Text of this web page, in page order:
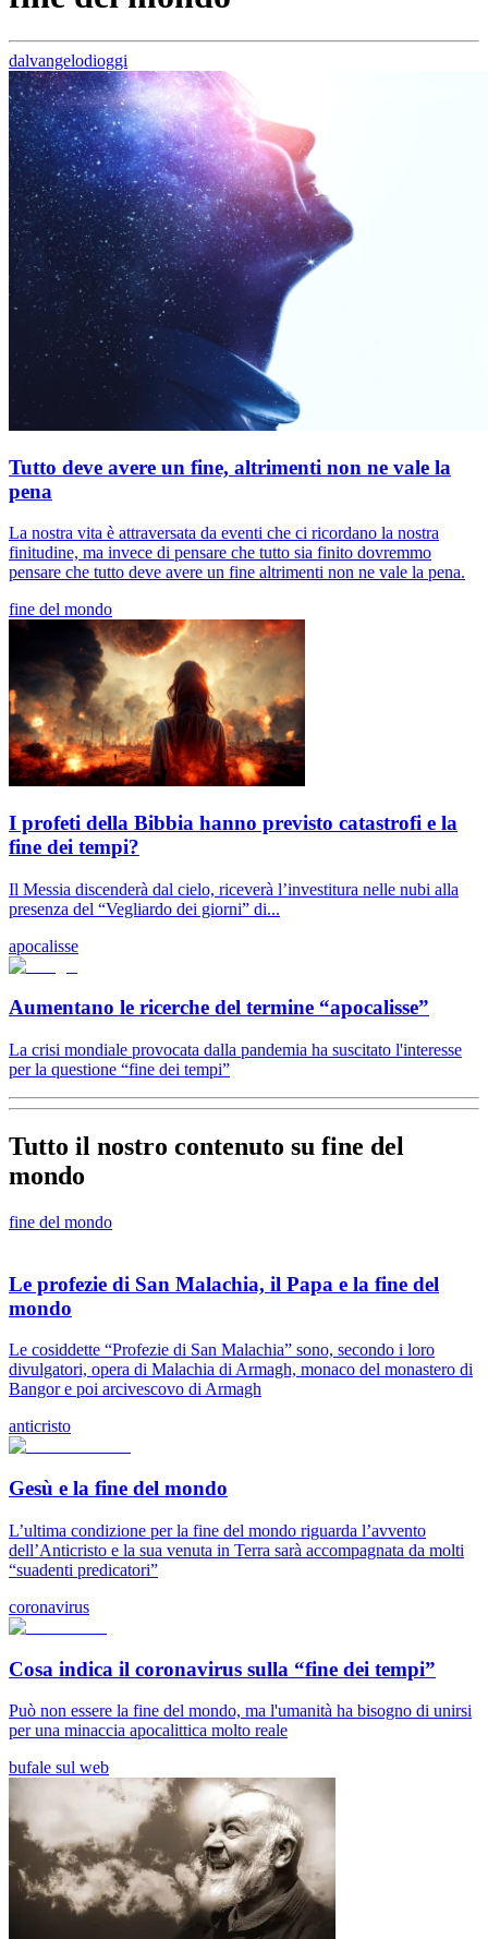
dalvangelodioggi
Tutto deve avere un fine, altrimenti non ne vale la
pena
La nostra vita è attraversata da eventi che ci ricordano la nostra
finitudine, ma invece di pensare che tutto sia finito dovremmo
pensare che tutto deve avere un fine altrimenti non ne vale la pena.
fine del mondo
I profeti della Bibbia hanno previsto catastrofi e la
fine dei tempi?
Il Messia discenderà dal cielo, riceverà l’investitura nelle nubi alla
presenza del “Vegliardo dei giorni” di...
apocalisse
Aumentano le ricerche del termine “apocalisse”
La crisi mondiale provocata dalla pandemia ha suscitato l'interesse
per la questione “fine dei tempi”
Tutto il nostro contenuto su fine del
mondo
fine del mondo
Le profezie di San Malachia, il Papa e la fine del
mondo
Le cosiddette “Profezie di San Malachia” sono, secondo i loro
divulgatori, opera di Malachia di Armagh, monaco del monastero di
Bangor e poi arcivescovo di Armagh
anticristo
Gesù e la fine del mondo
L’ultima condizione per la fine del mondo riguarda l’avvento
dell’Anticristo e la sua venuta in Terra sarà accompagnata da molti
“suadenti predicatori”
coronavirus
Cosa indica il coronavirus sulla “fine dei tempi”
Può non essere la fine del mondo, ma l'umanità ha bisogno di unirsi
per una minaccia apocalittica molto reale
bufale sul web